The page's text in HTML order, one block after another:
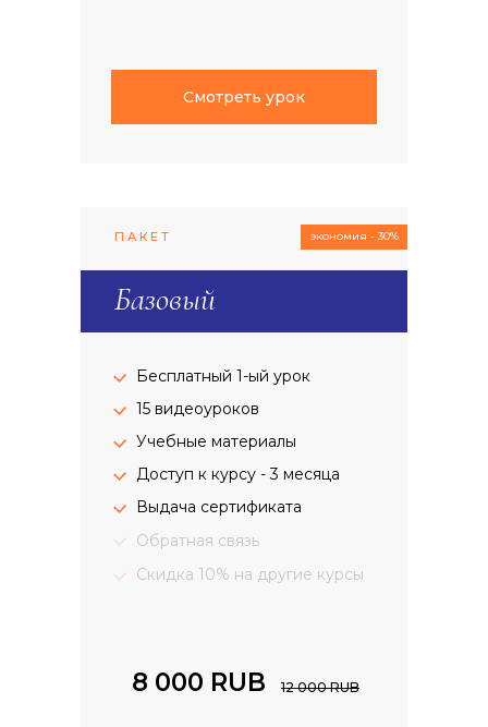
15 видеоуроков
Базовый
Учебные материалы
Доступ к курсу - 3 месяца
Выдача сертификата
Обратная связь
ПАКЕТ
Скидка 10% на другие курсы
Смотреть урок
Бесплатный 1-ый урок
8 000 RUB 12 000 RUB
экономия - 30%